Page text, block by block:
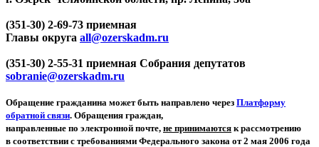
(351-30) 2-69-73 приемная
Главы округа all@ozerskadm.ru
(351-30) 2-55-31 приемная Собрания депутатов
sobranie@ozerskadm.ru
Обращение гражданина может быть направлено через Платформу
обратной связи. Обращения граждан,
направленные по электронной почте, не принимаются к рассмотрению
в соответствии с требованиями Федерального закона от 2 мая 2006 года